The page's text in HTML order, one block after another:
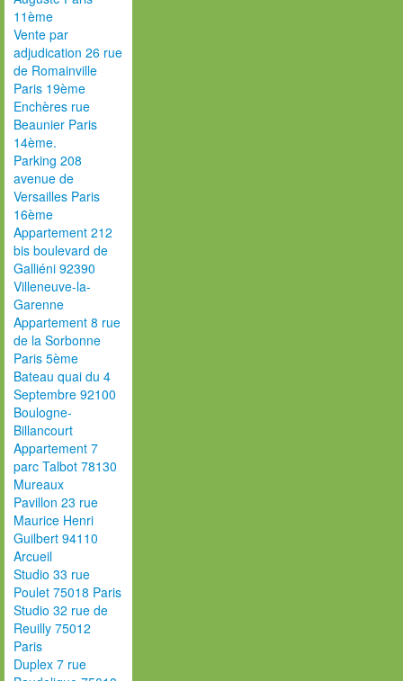
11ème
Vente par
adjudication 26 rue
de Romainville
Paris 19ème
Enchères rue
Beaunier Paris
14ème.
Parking 208
avenue de
Versailles Paris
16ème
Appartement 212
bis boulevard de
Galliéni 92390
Villeneuve-la-
Garenne
Appartement 8 rue
de la Sorbonne
Paris 5ème
Bateau quai du 4
Septembre 92100
Boulogne-
Billancourt
Appartement 7
parc Talbot 78130
Mureaux
Pavillon 23 rue
Maurice Henri
Guilbert 94110
Arcueil
Studio 33 rue
Poulet 75018 Paris
Studio 32 rue de
Reuilly 75012
Paris
Duplex 7 rue